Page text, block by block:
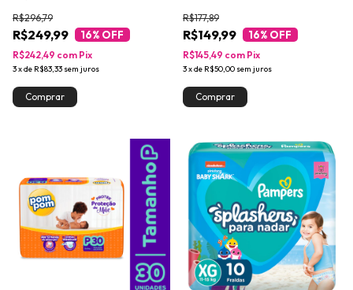
R$249,99
R$296,79
16% OFF
3xde R$83,33 sem juros
R$242,49 com Pix
R$149,99
R$177,89
16% OFF
3xde R$50,00 sem juros
R$145,49 com Pix